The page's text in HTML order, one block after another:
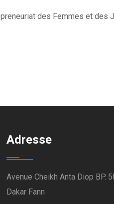
des Femmes et des
Adresse
Avenue Cheikh Anta Diop BP.
Dakar Fann